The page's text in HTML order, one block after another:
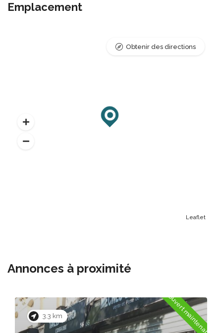
Emplacement
Leaflet
Obtenir des directions
Annonces à proximité
Ouvert maintenant 3.4 km